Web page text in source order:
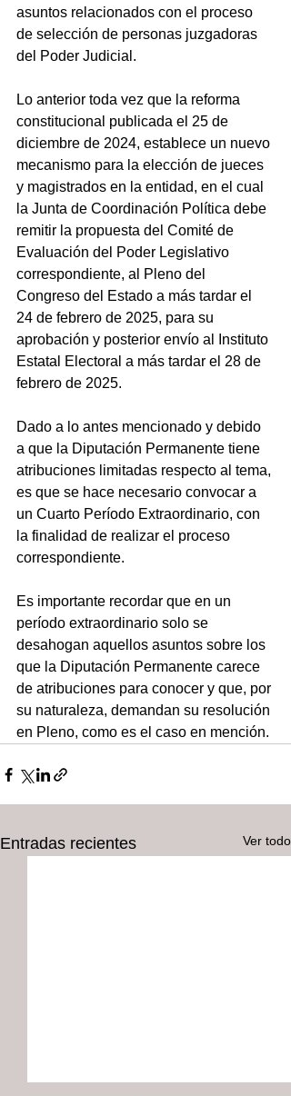
asuntos relacionados con el proceso
de selección de personas juzgadoras
del Poder Judicial.
Lo anterior toda vez que la reforma
constitucional publicada el 25 de
diciembre de 2024, establece un nuevo
mecanismo para la elección de jueces
y magistrados en la entidad, en el cual
la Junta de Coordinación Política debe
remitir la propuesta del Comité de
Evaluación del Poder Legislativo
correspondiente, al Pleno del
Congreso del Estado a más tardar el
24 de febrero de 2025, para su
aprobación y posterior envío al Instituto
Estatal Electoral a más tardar el 28 de
febrero de 2025.
Dado a lo antes mencionado y debido
a que la Diputación Permanente tiene
atribuciones limitadas respecto al tema,
es que se hace necesario convocar a
un Cuarto Período Extraordinario, con
la finalidad de realizar el proceso
correspondiente.
Es importante recordar que en un
período extraordinario solo se
desahogan aquellos asuntos sobre los
que la Diputación Permanente carece
de atribuciones para conocer y que, por
su naturaleza, demandan su resolución
en Pleno, como es el caso en mención.
Entradas recientes Ver todo